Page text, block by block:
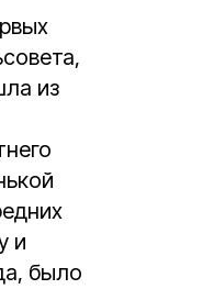
из
и
было